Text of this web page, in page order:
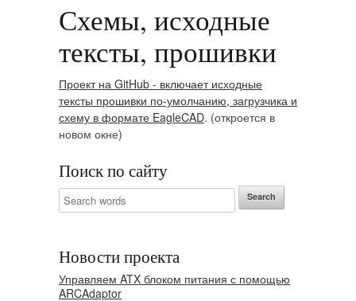
Схемы, исходные
тексты, прошивки
Проект на GitHub - включает исходные
тексты прошивки по-умолчанию, загрузчика и
схему в формате EagleCAD. (откроется в
новом окне)
Поиск по сайту
Новости проекта
Управляем ATX блоком питания с помощью
ARCAdaptor